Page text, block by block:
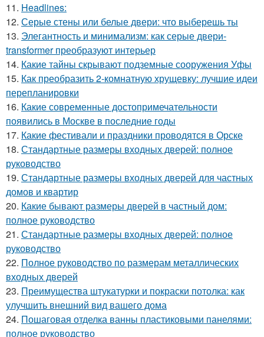
11. Headlines:
12. Серые стены или белые двери: что выберешь ты
13. Элегантность и минимализм: как серые двери-
transformer преобразуют интерьер
14. Какие тайны скрывают подземные сооружения Уфы
15. Как преобразить 2-комнатную хрущевку: лучшие идеи
перепланировки
16. Какие современные достопримечательности
появились в Москве в последние годы
17. Какие фестивали и праздники проводятся в Орске
18. Стандартные размеры входных дверей: полное
руководство
19. Стандартные размеры входных дверей для частных
домов и квартир
20. Какие бывают размеры дверей в частный дом:
полное руководство
21. Стандартные размеры входных дверей: полное
руководство
22. Полное руководство по размерам металлических
входных дверей
23. Преимущества штукатурки и покраски потолка: как
улучшить внешний вид вашего дома
24. Пошаговая отделка ванны пластиковыми панелями:
полное руководство